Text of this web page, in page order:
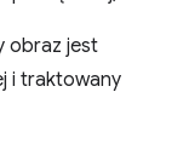
obraz jest
i traktowany